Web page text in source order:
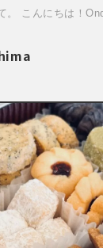
。 こんにちは！